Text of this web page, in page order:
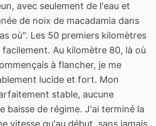
avec seulement de l'eau et
de noix de macadamia dans
où". Les 50 premiers kilomètres
facilement. Au kilomètre 80, là où
à flancher, je me
lucide et fort. Mon
stable, aucune
baisse de régime. J'ai terminé la
vitesse qu'au début, sans jamais